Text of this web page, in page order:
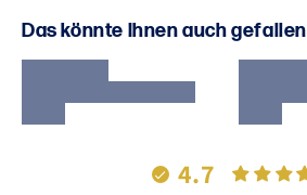
Das könnte Ihnen auch gefallen
4.7